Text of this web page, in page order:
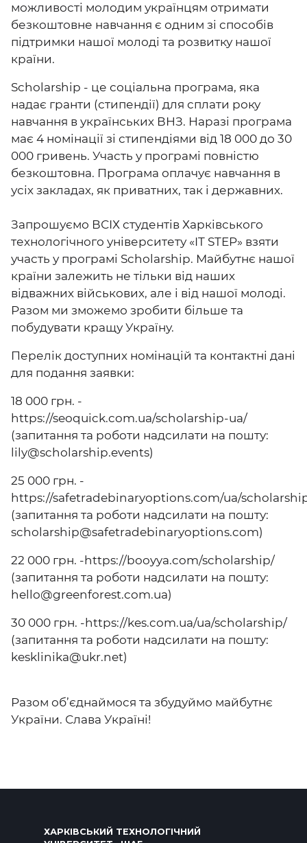
можливості молодим українцям отримати
безкоштовне навчання є одним зі способів
підтримки нашої молоді та розвитку нашої
країни.
Scholarship - це соціальна програма, яка
надає гранти (стипендії) для сплати року
навчання в українських ВНЗ. Наразі програма
має 4 номінації зі стипендіями від 18 000 до 30
000 гривень. Участь у програмі повністю
безкоштовна. Програма оплачує навчання в
усіх закладах, як приватних, так і державних.
Запрошуємо ВСІХ студентів Харківського
технологічного університету «IT STEP» взяти
участь у програмі Scholarship. Майбутнє нашої
країни залежить не тільки від наших
відважних військових, але і від нашої молоді.
Разом ми зможемо зробити більше та
побудувати кращу Україну.
Перелік доступних номінацій та контактні дані
для подання заявки:
18 000 грн. -
https://seoquick.com.ua/scholarship-ua/
(запитання та роботи надсилати на пошту:
lily@scholarship.events)
25 000 грн. -
https://safetradebinaryoptions.com/ua/
(запитання та роботи надсилати на пошту:
scholarship@safetradebinaryoptions.com)
22 000 грн. - https://booyya.com/scholarship/
(запитання та роботи надсилати на пошту:
hello@greenforest.com.ua)
30 000 грн. - https://kes.com.ua/ua/scholarship/
(запитання та роботи надсилати на пошту:
kesklinika@ukr.net)
Разом об’єднаймося та збудуймо майбутнє
України. Слава Україні!
ХАРКІВСЬКИЙ ТЕХНОЛОГІЧНИЙ